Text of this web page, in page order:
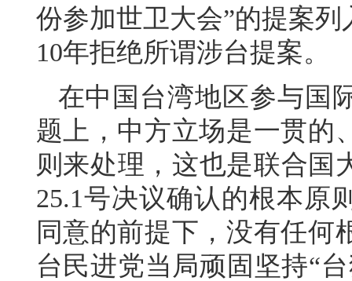
份参加世卫大会”的提案
10年拒绝所谓涉台提案。
在中国台湾地区参与国
题上，中方立场是一贯的
则来处理，这也是联合国
25.1号决议确认的根本原
同意的前提下，没有任何
台民进党当局顽固坚持“